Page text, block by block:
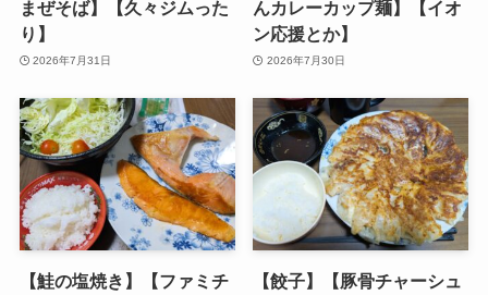
まぜそば】【久々ジムった
り】
2026年7月31日
んカレーカップ麺】【イオ
ン応援とか】
2026年7月30日
【鮭の塩焼き】【ファミチ
【餃子】【豚骨チャーシュ